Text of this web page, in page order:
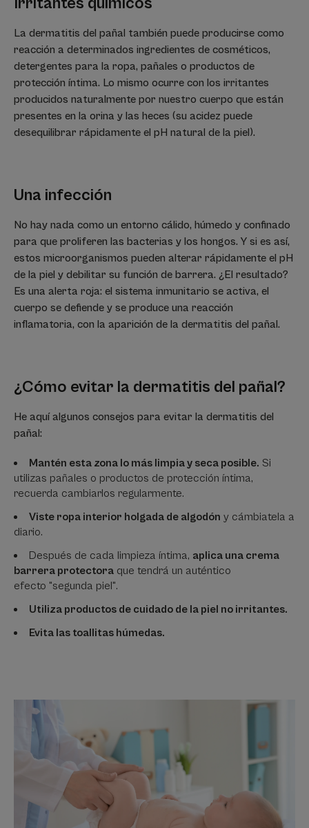
La dermatitis del pañal también puede producirse como
reacción a determinados ingredientes de cosméticos,
detergentes para la ropa, pañales o productos de
protección íntima. Lo mismo ocurre con los irritantes
producidos naturalmente por nuestro cuerpo que están
presentes en la orina y las heces (su acidez puede
desequilibrar rápidamente el pH natural de la piel).
Una infección
No hay nada como un entorno cálido, húmedo y confinado
para que proliferen las bacterias y los hongos. Y si es así,
estos microorganismos pueden alterar rápidamente el pH
de la piel y debilitar su función de barrera. ¿El resultado?
Es una alerta roja: el sistema inmunitario se activa, el
cuerpo se defiende y se produce una reacción
inflamatoria, con la aparición de la dermatitis del pañal.
¿Cómo evitar la dermatitis del pañal?
He aquí algunos consejos para evitar la dermatitis del
pañal:
Mantén esta zona lo más limpia y seca posible. Si
utilizas pañales o productos de protección íntima,
recuerda cambiarlos regularmente.
Viste ropa interior holgada de algodón y cámbiatela a
diario.
Después de cada limpieza íntima, aplica una crema
barrera protectora que tendrá un auténtico
efecto "segunda piel".
Utiliza productos de cuidado de la piel no irritantes.
Evita las toallitas húmedas.